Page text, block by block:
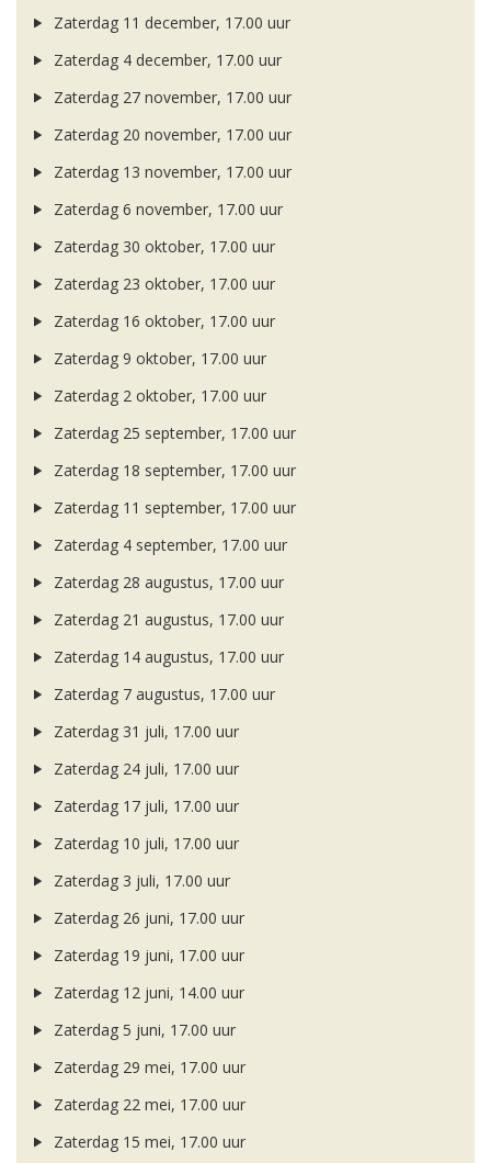
Zaterdag 11 december, 17.00 uur
Zaterdag 4 december, 17.00 uur
Zaterdag 27 november, 17.00 uur
Zaterdag 20 november, 17.00 uur
Zaterdag 13 november, 17.00 uur
Zaterdag 6 november, 17.00 uur
Zaterdag 30 oktober, 17.00 uur
Zaterdag 23 oktober, 17.00 uur
Zaterdag 16 oktober, 17.00 uur
Zaterdag 9 oktober, 17.00 uur
Zaterdag 2 oktober, 17.00 uur
Zaterdag 25 september, 17.00 uur
Zaterdag 18 september, 17.00 uur
Zaterdag 11 september, 17.00 uur
Zaterdag 4 september, 17.00 uur
Zaterdag 28 augustus, 17.00 uur
Zaterdag 21 augustus, 17.00 uur
Zaterdag 14 augustus, 17.00 uur
Zaterdag 7 augustus, 17.00 uur
Zaterdag 31 juli, 17.00 uur
Zaterdag 24 juli, 17.00 uur
Zaterdag 17 juli, 17.00 uur
Zaterdag 10 juli, 17.00 uur
Zaterdag 3 juli, 17.00 uur
Zaterdag 26 juni, 17.00 uur
Zaterdag 19 juni, 17.00 uur
Zaterdag 12 juni, 14.00 uur
Zaterdag 5 juni, 17.00 uur
Zaterdag 29 mei, 17.00 uur
Zaterdag 22 mei, 17.00 uur
Zaterdag 15 mei, 17.00 uur